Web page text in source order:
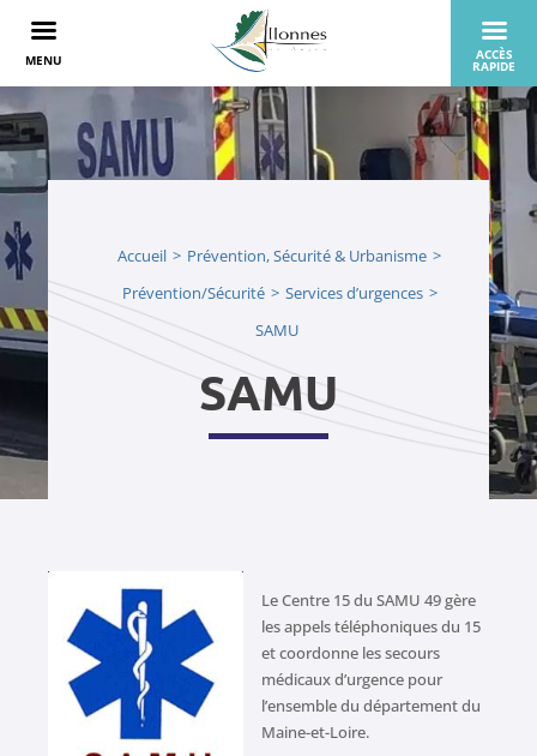
Accueil
Prévention, Sécurité & Urbanisme
Prévention/Sécurité
Services d’urgences
SAMU
SAMU
Le Centre 15 du SAMU 49 gère
les appels téléphoniques du 15
et coordonne les secours
médicaux d’urgence pour
l’ensemble du département du
Maine-et-Loire.